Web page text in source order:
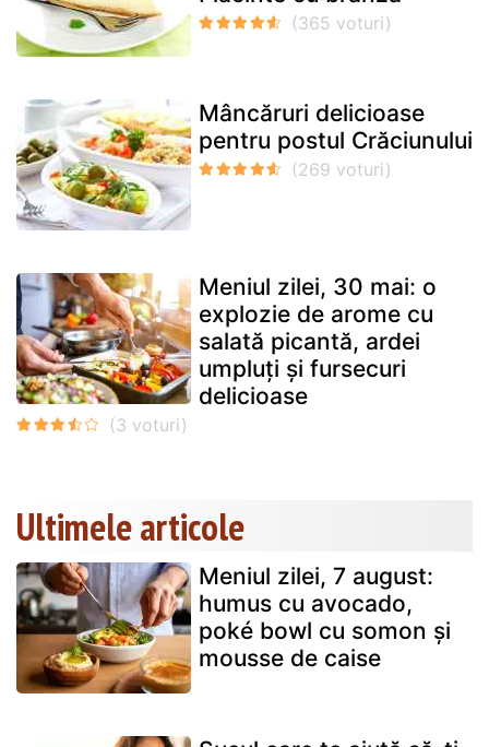
Mâncăruri delicioase
pentru postul Crăciunului
Meniul zilei, 30 mai: o
explozie de arome cu
salată picantă, ardei
umpluți și fursecuri
delicioase
Ultimele articole
Meniul zilei, 7 august:
humus cu avocado,
poké bowl cu somon și
mousse de caise